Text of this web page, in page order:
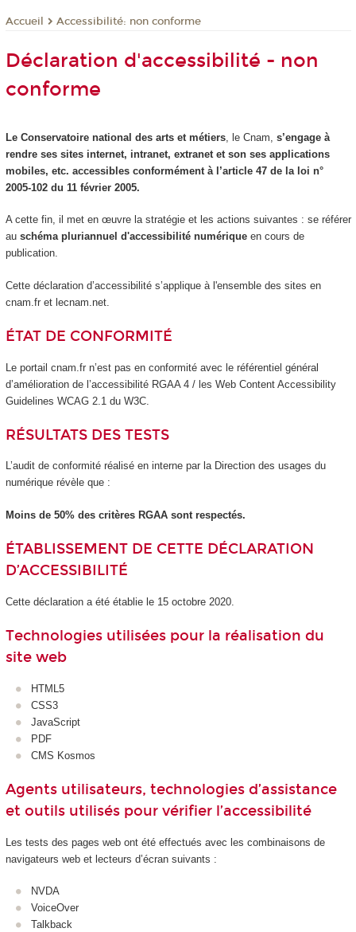
Accueil Accessibilité: non conforme
Déclaration d'accessibilité - non
conforme
Le Conservatoire national des arts et métiers, le Cnam, s’engage à
rendre ses sites internet, intranet, extranet et son ses applications
mobiles, etc. accessibles conformément à l’article 47 de la loi n°
2005-102 du 11 février 2005.
A cette fin, il met en œuvre la stratégie et les actions suivantes : se référer
au schéma pluriannuel d'accessibilité numériqueen cours de
publication.
Cette déclaration d’accessibilité s’applique à l'ensemble des sites en
cnam.fr et lecnam.net.
ÉTAT DE CONFORMITÉ
Le portail cnam.fr n’est pas en conformité avec le référentiel général
d’amélioration de l’accessibilité RGAA 4 / les Web Content Accessibility
Guidelines WCAG 2.1 du W3C.
RÉSULTATS DES TESTS
L’audit de conformité réalisé en interne par la Direction des usages du
numérique révèle que :
Moins de 50% des critères RGAA sont respectés.
ÉTABLISSEMENT DE CETTE DÉCLARATION
D’ACCESSIBILITÉ
Cette déclaration a été établie le 15 octobre 2020.
Technologies utilisées pour la réalisation du
site web
HTML5
CSS3
JavaScript
PDF
CMS Kosmos
Agents utilisateurs, technologies d’assistance
et outils utilisés pour vérifier l’accessibilité
Les tests des pages web ont été effectués avec les combinaisons de
navigateurs web et lecteurs d’écran suivants :
NVDA
VoiceOver
Talkback